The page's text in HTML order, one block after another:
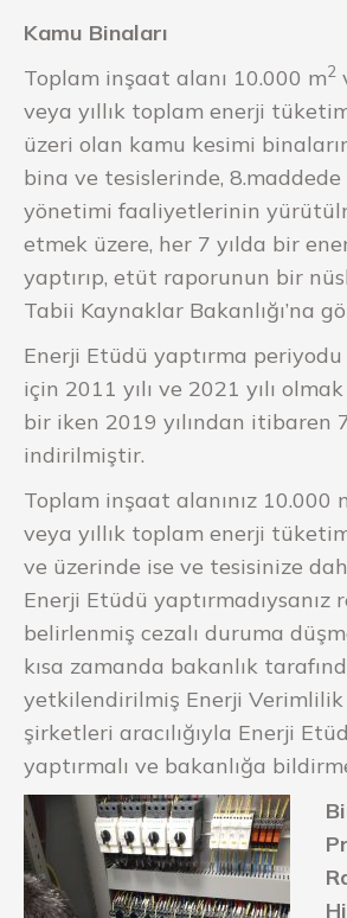
Kamu Binaları
Toplam inşaat alanı 10.000 m2
veya yıllık toplam enerji
üzeri olan kamu kesimi
bina ve tesislerinde,
yönetimi faaliyetlerinin
etmek üzere, her 7 yılda bir
yaptırıp, etüt raporunun bir
Tabii Kaynaklar Bakanlığı’na
Enerji Etüdü yaptırma periyodu
için 2011 yılı ve 2021 yılı
bir iken 2019 yılından itibaren
indirilmiştir.
Toplam inşaat alanınız 10.000
veya yıllık toplam enerji
ve üzerinde ise ve tesisinize
Enerji Etüdü yaptırmadıysanız
belirlenmiş cezalı duruma
kısa zamanda bakanlık
yetkilendirilmiş Enerji Verimlilik
şirketleri aracılığıyla Enerji
yaptırmalı ve bakanlığa